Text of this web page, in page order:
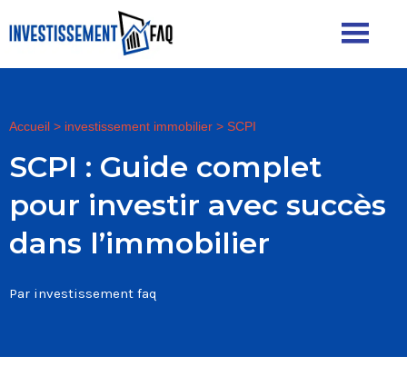
Accueil > investissement immobilier > SCPI
SCPI : Guide complet
pour investir avec succès
dans l’immobilier
Par investissement faq